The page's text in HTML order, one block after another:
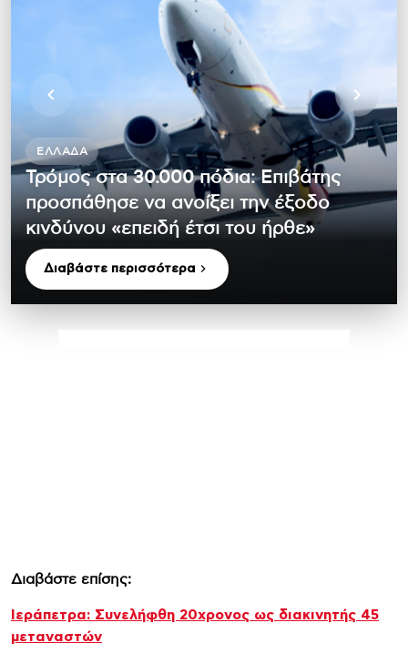
ΕΛΛΆΔΑ
Τρόμος στα 30.000 πόδια: Επιβάτης
προσπάθησε να ανοίξει την έξοδο
κινδύνου «επειδή έτσι του ήρθε»
Διαβάστε περισσότερα
Διαβάστε επίσης:
Ιεράπετρα: Συνελήφθη 20χρονος ως διακινητής 45
μεταναστών